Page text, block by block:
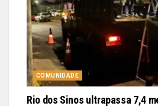
COMUNIDADE
Rio dos Sinos ultrapassa 7,4